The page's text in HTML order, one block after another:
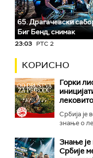
65. Драгачевски
Биг Бeнд, снимак
23:03 РТС 2
КОРИСНО
Горки
Србија је
знање о
Знање је
Србије